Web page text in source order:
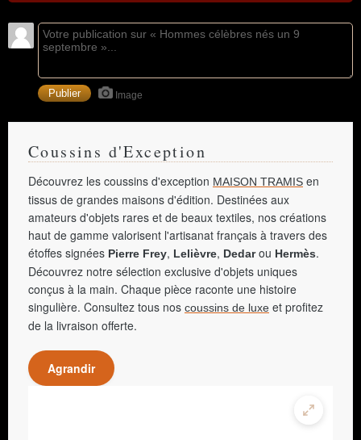
Image
Coussins d'Exception
Découvrez les coussins d'exception MAISON TRAMIS en
tissus de grandes maisons d'édition. Destinées aux
amateurs d'objets rares et de beaux textiles, nos créations
haut de gamme valorisent l'artisanat français à travers des
étoffes signées Pierre Frey, Lelièvre, Dedarou Hermès.
Découvrez notre sélection exclusive d'objets uniques
conçus à la main. Chaque pièce raconte une histoire
singulière. Consultez tous nos coussins de luxe et profitez
de la livraison offerte.
Agrandir